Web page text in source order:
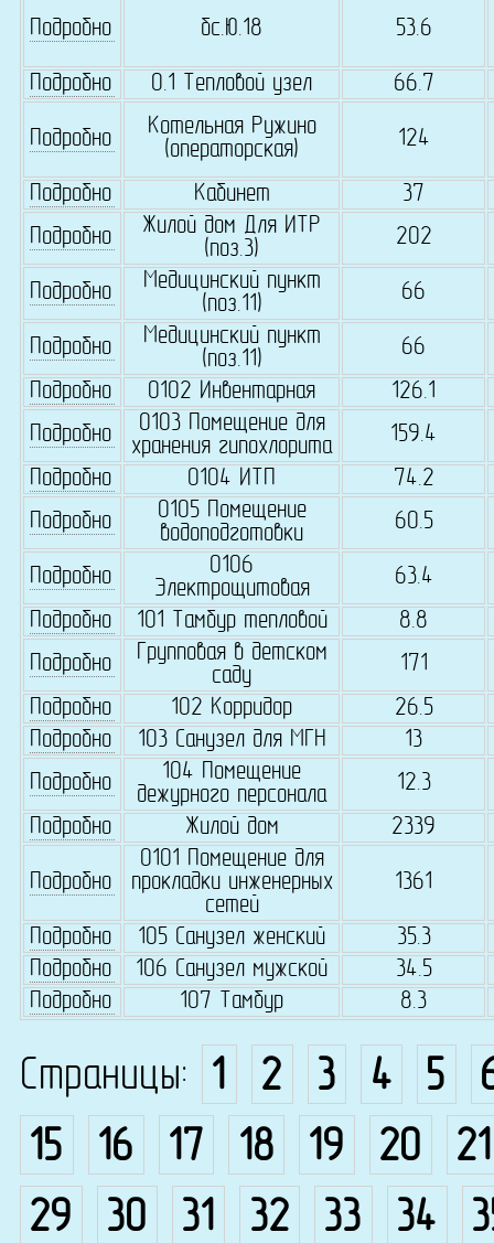
Подробно бс.Ю.18 53.6
Подробно 0.1 Тепловой узел 66.7
Подробно
Котельная Ружино
(операторская)
124
Подробно Кабинет
37
Подробно
Жилой дом Для ИТР
(поз.3)
202
Подробно
Медицинский пункт
(поз.11)
66
Подробно
Медицинский пункт
(поз.11)
66
Подробно
0102 Инвентарная
126.1
Подробно
0103 Помещение для
хранения гипохлорита
159.4
Подробно
0104 ИТП
74.2
Подробно
0105 Помещение
водоподготовки
60.5
Подробно
0106
Электрощитовая
63.4
Подробно
101 Тамбур тепловой
8.8
Подробно
Групповая в детском
саду
171
Подробно
102 Корридор
26.5
Подробно
103 Санузел для МГН
13
Подробно
104 Помещение
дежурного персонала
12.3
Подробно
Жилой дом 2339
Подробно
0101 Помещение для
прокладки инженерных
сетей
1361
Подробно 105 Санузел женский
35.3
Подробно
106 Санузел мужской
34.5
Подробно
107 Тамбур 8.3
Страницы: 1 2 3 4 5
15
16 17 18 19 20
21
29
30 31 32 33 34